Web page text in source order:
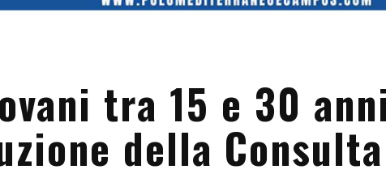
tra 15 e 30
della